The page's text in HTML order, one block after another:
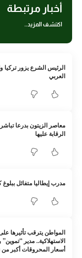
أخبار مرتبطة
اكتشف المزيد..
الرئيس الشرع يزور تركيا
العربي
معاصر الزيتون بدرعا
الرقابة عليها
مدرب إيطاليا متفائل
المواطن يترقب تأثيرها
الاستهلاكية.. مدير
أسعار المحروقات أكبر من